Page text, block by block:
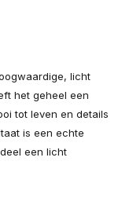
licht
het geheel een
tot leven en details
is een echte
een licht